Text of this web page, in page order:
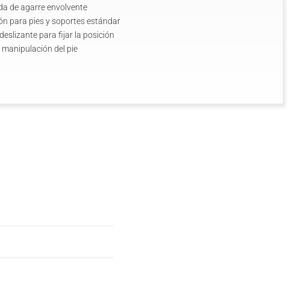
de agarre envolvente
para pies y soportes estándar
para fijar la posición
del pie